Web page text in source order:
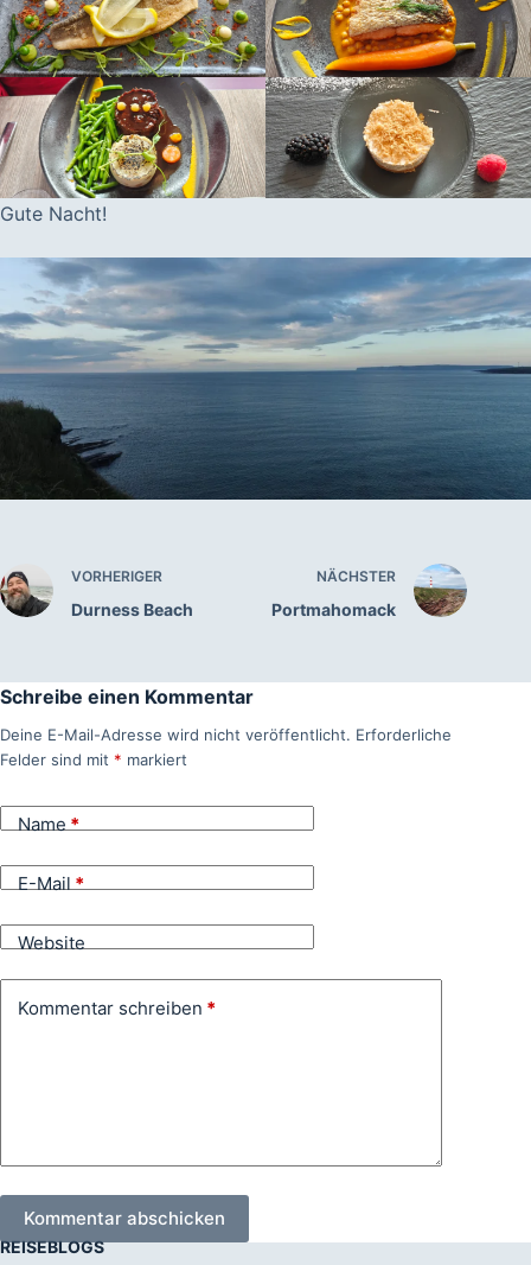
Gute Nacht!
VORHERIGER
Durness Beach
NÄCHSTER
Portmahomack
Schreibe einen Kommentar
Deine E-Mail-Adresse wird nicht veröffentlicht. Erforderliche
Felder sind mit * markiert
Name *
E-Mail *
Website
Kommentar schreiben *
Kommentar abschicken
REISEBLOGS